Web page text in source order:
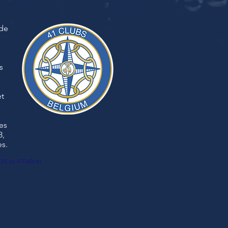
by KiTaRo41